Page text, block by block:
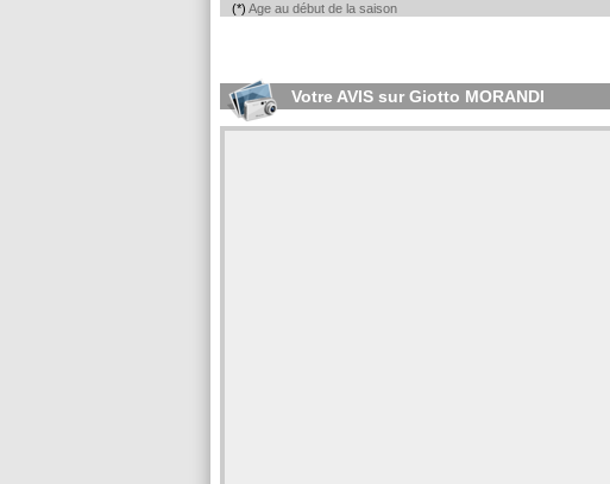
(*) Age au début de la saison
Votre AVIS sur Giotto MORANDI